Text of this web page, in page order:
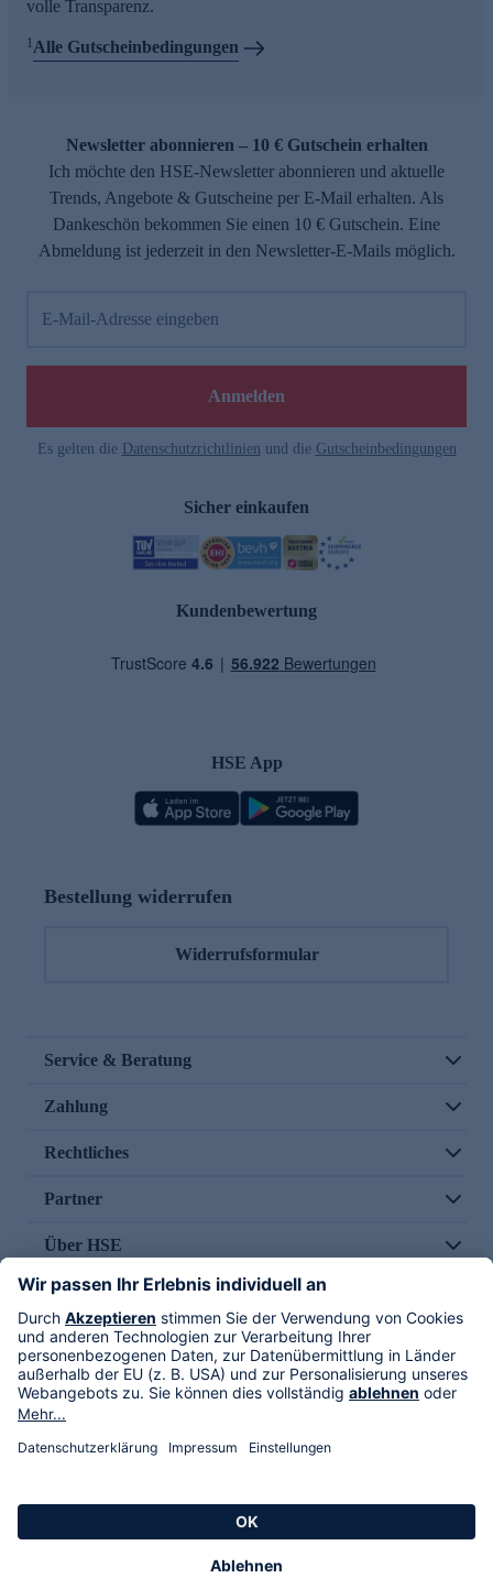
volle Transparenz.
1Alle Gutscheinbedingungen
Newsletter abonnieren – 10 € Gutschein erhalten
Ich möchte den HSE-Newsletter abonnieren und aktuelle
Trends, Angebote & Gutscheine per E-Mail erhalten. Als
Dankeschön bekommen Sie einen 10 € Gutschein. Eine
Abmeldung ist jederzeit in den Newsletter-E-Mails möglich.
E-Mail-Adresse eingeben
Anmelden
Es gelten die Datenschutzrichtlinien und die Gutscheinbedingungen
Sicher einkaufen
Kundenbewertung
HSE App
Bestellung widerrufen
Widerrufsformular
Service & Beratung
Zahlung
Rechtliches
Partner
Über HSE
Im TV
HSE International